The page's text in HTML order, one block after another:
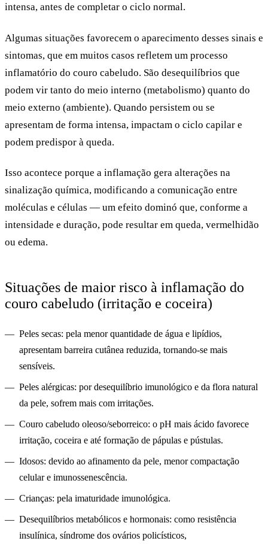
intensa, antes de completar o ciclo normal.
Algumas situações favorecem o aparecimento desses sinais e
sintomas, que em muitos casos refletem um processo
inflamatório do couro cabeludo. São desequilíbrios que
podem vir tanto do meio interno (metabolismo) quanto do
meio externo (ambiente). Quando persistem ou se
apresentam de forma intensa, impactam o ciclo capilar e
podem predispor à queda.
Isso acontece porque a inflamação gera alterações na
sinalização química, modificando a comunicação entre
moléculas e células — um efeito dominó que, conforme a
intensidade e duração, pode resultar em queda, vermelhidão
ou edema.
Situações de maior risco à inflamação do
couro cabeludo (irritação e coceira)
Peles secas: pela menor quantidade de água e lipídios,
apresentam barreira cutânea reduzida, tornando-se mais
sensíveis.
Peles alérgicas: por desequilíbrio imunológico e da flora natural
da pele, sofrem mais com irritações.
Couro cabeludo oleoso/seborreico: o pH mais ácido favorece
irritação, coceira e até formação de pápulas e pústulas.
Idosos: devido ao afinamento da pele, menor compactação
celular e imunossenescência.
Crianças: pela imaturidade imunológica.
Desequilíbrios metabólicos e hormonais: como resistência
insulínica, síndrome dos ovários policísticos,